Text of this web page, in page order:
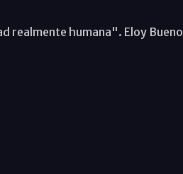
realmente humana". Eloy Bueno